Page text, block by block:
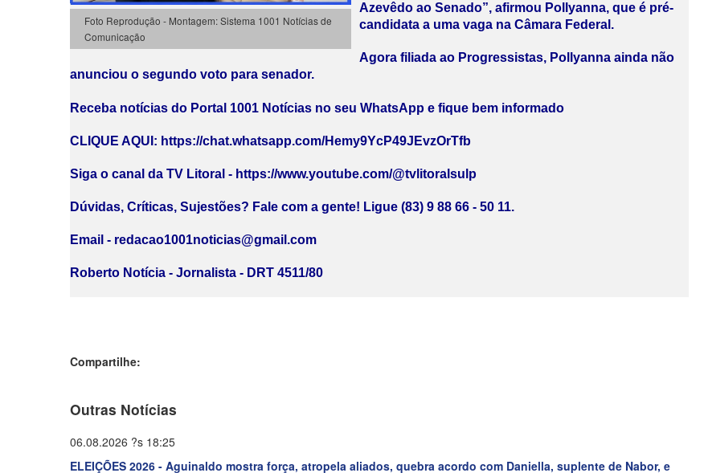
Foto Reprodução - Montagem: Sistema 1001 Notícias de
Comunicação
Azevêdo ao Senado”, afirmou Pollyanna, que é pré-
candidata a uma vaga na Câmara Federal.
Agora filiada ao Progressistas, Pollyanna ainda não
anunciou o segundo voto para senador.
Receba notícias do Portal 1001 Notícias no seu WhatsApp e fique bem informado
CLIQUE AQUI: https://chat.whatsapp.com/Hemy9YcP49JEvzOrTfb
Siga o canal da TV Litoral - https://www.youtube.com/@tvlitoralsulp
Dúvidas, Críticas, Sujestões? Fale com a gente! Ligue (83) 9 88 66 - 50 11.
Email - redacao1001noticias@gmail.com
Roberto Notícia - Jornalista - DRT 4511/80
Compartilhe:
Outras Notícias
06.08.2026 ?s 18:25
ELEIÇÕES 2026 - Aguinaldo mostra força, atropela aliados, quebra acordo com Daniella, suplente de Nabor, e